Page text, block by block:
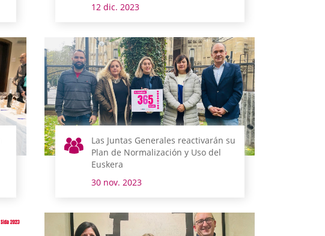
12 dic. 2023
Las Juntas Generales reactivarán su
Plan de Normalización y Uso del
Euskera
30 nov. 2023